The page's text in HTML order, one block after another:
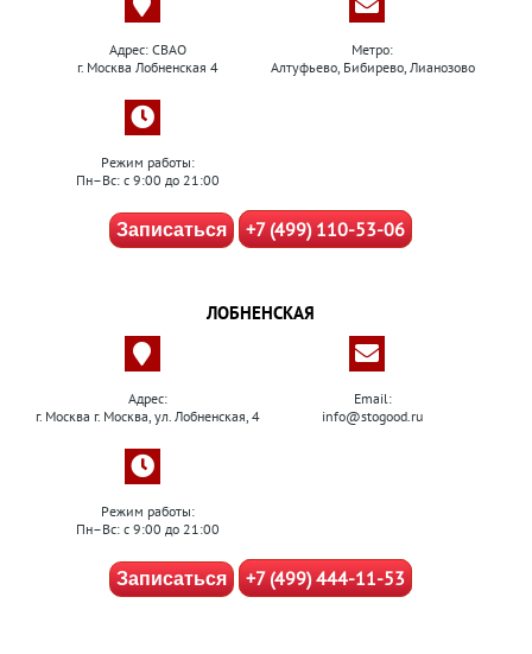
Адрес: СВАО
г. Москва Лобненская 4
Метро:
Алтуфьево, Бибирево, Лианозово
Режим работы:
Пн–Вс: с 9:00 до 21:00
Записаться +7 (499) 110-53-06
ЛОБНЕНСКАЯ
Адрес:
г. Москва г. Москва, ул. Лобненская, 4
Email:
info@stogood.ru
Режим работы:
Пн–Вс: с 9:00 до 21:00
Записаться +7 (499) 444-11-53